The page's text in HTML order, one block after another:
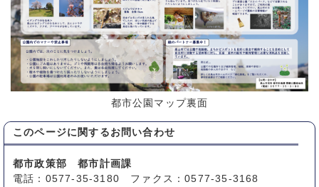
都市公園マップ裏面
このページに関する お問い合わせ
都市政策部 都市計画課
電話：0577-35-3180 ファクス：0577-35-3168